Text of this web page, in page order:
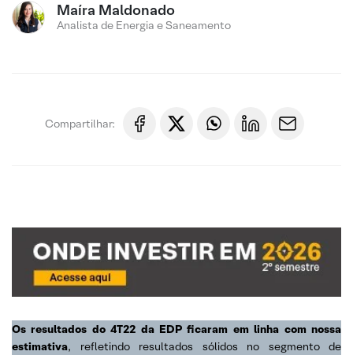
Maíra Maldonado
Analista de Energia e Saneamento
Compartilhar:
Os resultados do 4T22 da EDP ficaram em linha com nossa
estimativa, refletindo resultados sólidos no segmento de